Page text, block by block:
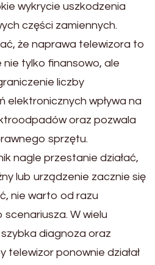
wykrycie uszkodzenia
części zamiennych.
że naprawa telewizora to
tylko finansowo, ale
liczby
elektronicznych wpływa na
oraz pozwala
sprzętu.
nagle przestanie działać,
lub urządzenie zacznie się
nie warto od razu
W wielu
diagnoza oraz
telewizor ponownie działał